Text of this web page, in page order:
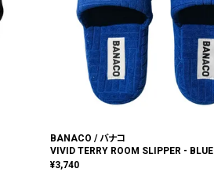
BANACO / バナコ
VIVID TERRY ROOM SLIPPER - BLUE
¥3,740